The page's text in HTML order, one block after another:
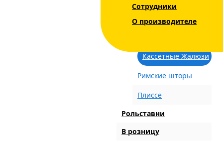
Сотрудники
О производителе
Жалюзи на
Кассетные Жалюзи
Римские шторы
Плиссе
Рольставни
В розницу